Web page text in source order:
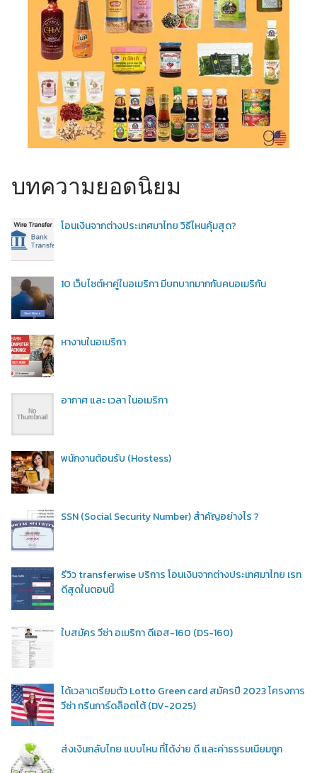
บทความยอดนิยม
โอนเงินจากต่างประเทศมาไทย วิธีไหนคุ้มสุด?
10 เว็บไซต์หาคู่ในอเมริกา มีบทบาทมากกับคนอเมริกัน
หางานในอเมริกา
อากาศ และ เวลา ในอเมริกา
พนักงานต้อนรับ (Hostess)
SSN (Social Security Number) สำคัญอย่างไร ?
รีวิว transferwise บริการ โอนเงินจากต่างประเทศมาไทย เรท
ดีสุดในตอนนี้
ใบสมัคร วีซ่า อเมริกา ดีเอส-160 (DS-160)
ได้เวลาเตรียมตัว Lotto Green card สมัครปี 2023 โครงการ
วีซ่า กรีนการ์ดล็อตโต้ (DV-2025)
ส่งเงินกลับไทย แบบไหน ที่ได้ง่าย ดี และค่าธรรมเนียมถูก